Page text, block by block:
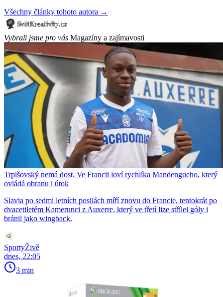
Všechny články tohoto autora →
Vybrali jsme pro vás Magazíny a zajímavosti
Trpišovský nemá dost. Ve Francii loví rychlíka Mandengueho, který
ovládá obranu i útok
Slavia po sedmi letních posilách míří znovu do Francie, tentokrát po
dvacetiletém Kamerunci z Auxerre, který ve třetí lize střílel góly i
bránil jako wingback.
SportyŽivě
dnes, 22:05
3 min